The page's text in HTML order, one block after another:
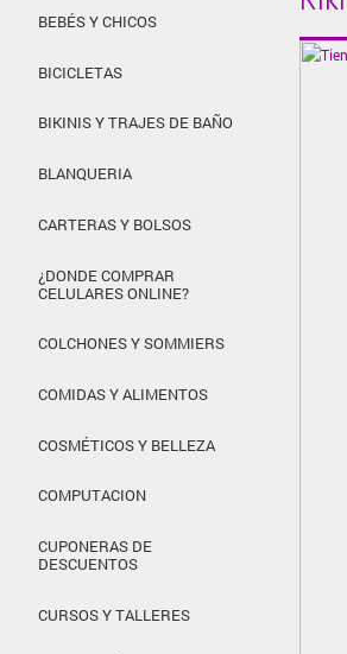
BEBÉS Y CHICOS
BICICLETAS
BIKINIS Y TRAJES DE BAÑO
BLANQUERIA
CARTERAS Y BOLSOS
¿DONDE COMPRAR
CELULARES ONLINE?
COLCHONES Y SOMMIERS
COMIDAS Y ALIMENTOS
COSMÉTICOS Y BELLEZA
COMPUTACION
CUPONERAS DE
DESCUENTOS
CURSOS Y TALLERES